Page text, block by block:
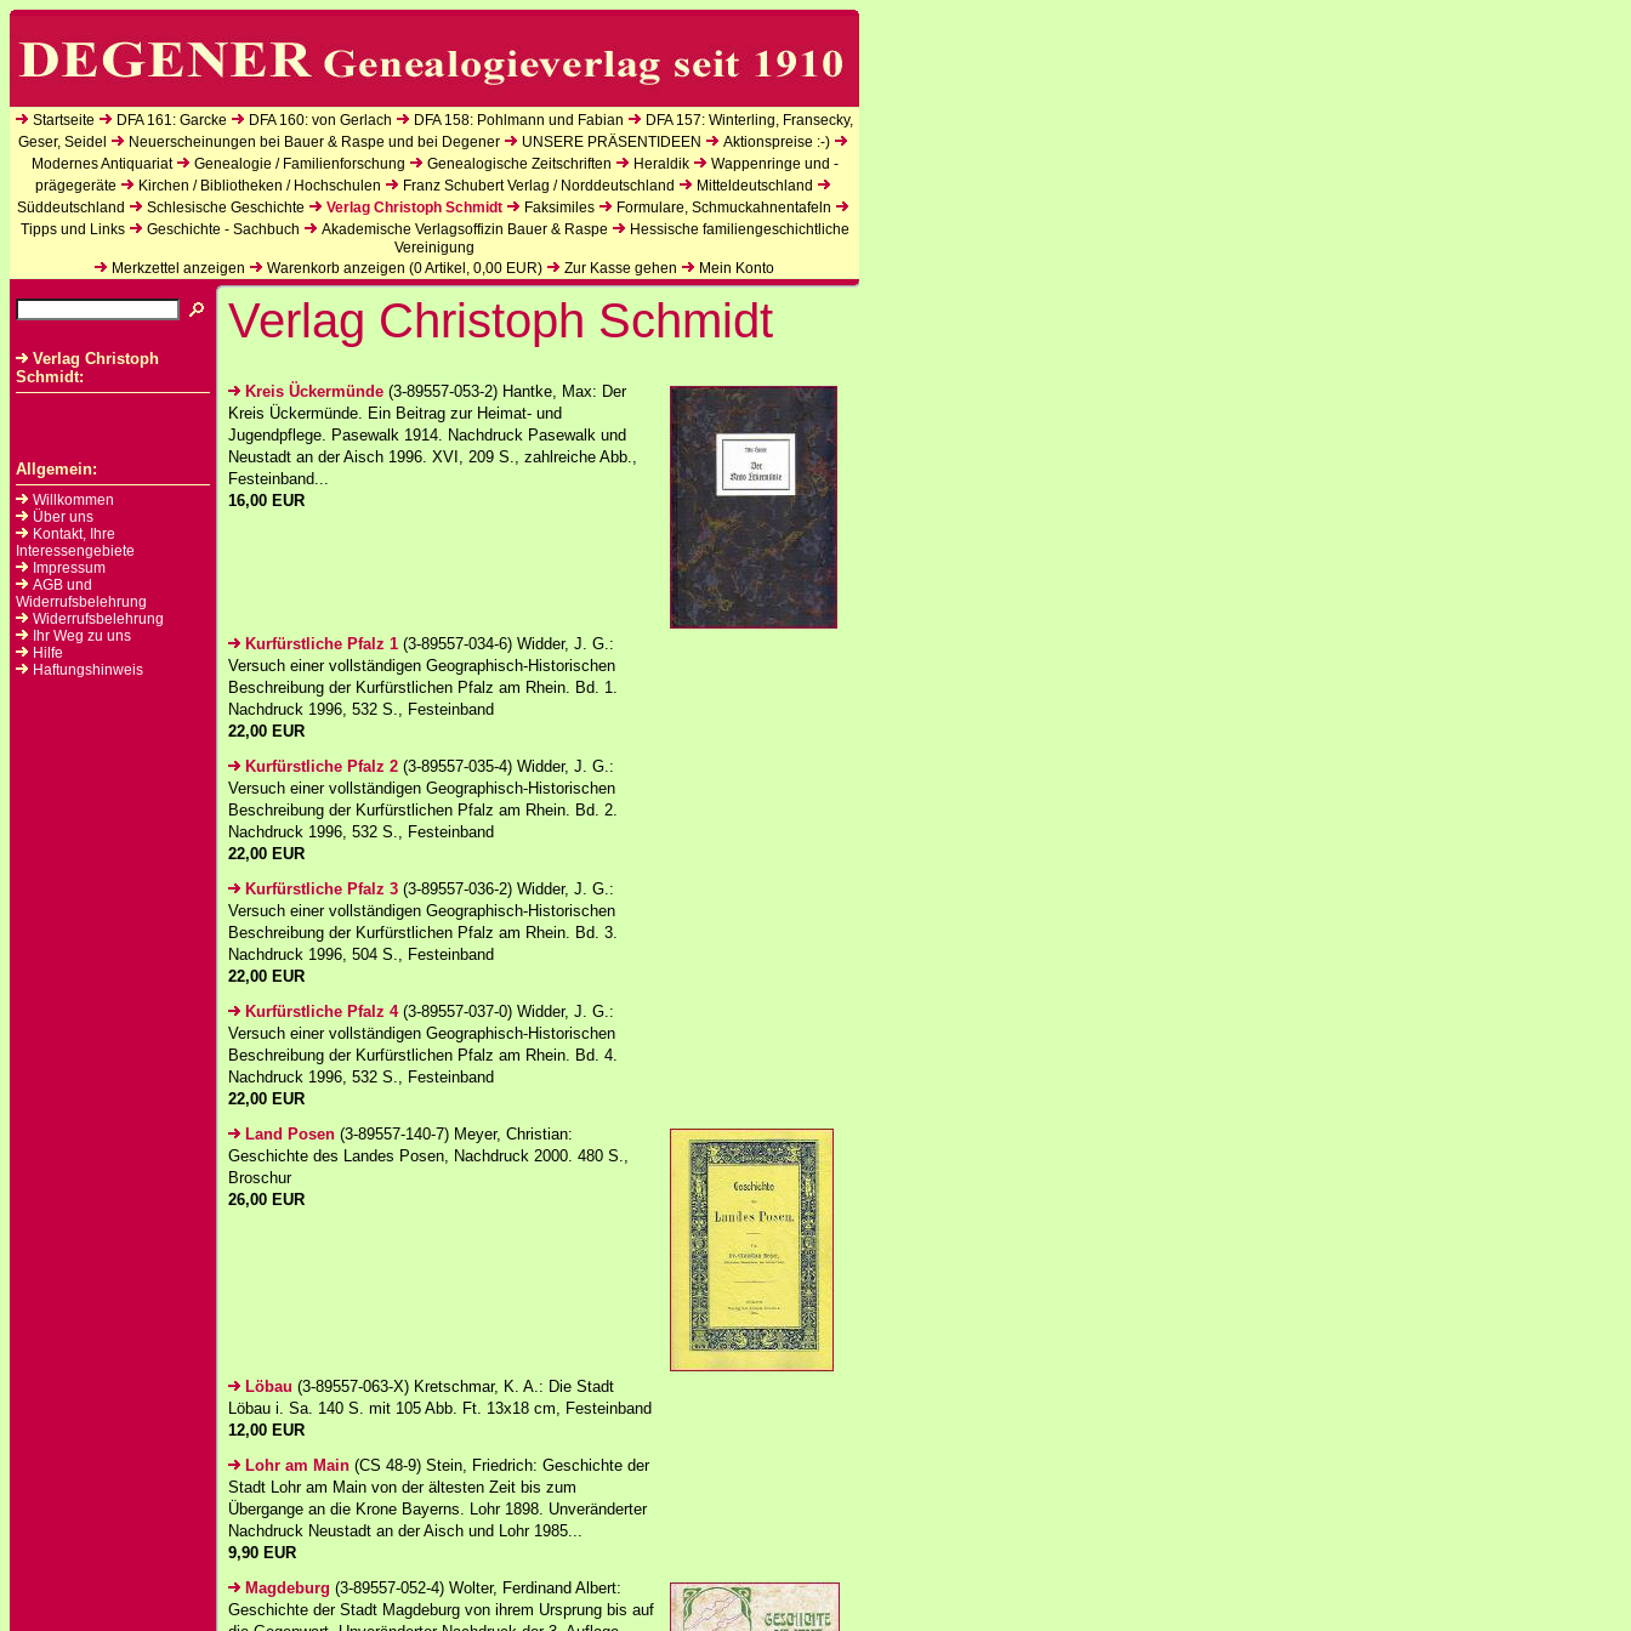
Startseite DFA 161: Garcke DFA 160: von Gerlach DFA 158: Pohlmann und Fabian
DFA 157: Winterling, Fransecky,
Geser, Seidel
Neuerscheinungen bei Bauer & Raspe und bei Degener UNSERE PRÄSENTIDEEN
Aktionspreise :-)
Modernes Antiquariat
Genealogie / Familienforschung Genealogische Zeitschriften Heraldik
Wappenringe und -
prägegeräte
Kirchen / Bibliotheken / Hochschulen Franz Schubert Verlag / Norddeutschland
Mitteldeutschland
Süddeutschland
Schlesische Geschichte Verlag Christoph Schmidt Faksimiles
Formulare, Schmuckahnentafeln
Tipps und Links
Geschichte - Sachbuch Akademische Verlagsoffizin Bauer & Raspe
Hessische familiengeschichtliche
Vereinigung
Merkzettel anzeigen
Warenkorb anzeigen (0Artikel, 0,00 EUR) Zur Kasse gehen Mein Konto
Verlag Christoph
Schmidt:
Allgemein:
Willkommen
Über uns
Kontakt, Ihre
Interessengebiete
Impressum
AGB und
Widerrufsbelehrung
Widerrufsbelehrung
Ihr Weg zu uns
Hilfe
Haftungshinweis
Verlag Christoph Schmidt
Kreis Ückermünde (3-89557-053-2) Hantke, Max: Der
Kreis Ückermünde. Ein Beitrag zur Heimat- und
Jugendpflege. Pasewalk 1914. Nachdruck Pasewalk und
Neustadt an der Aisch 1996. XVI, 209 S., zahlreiche Abb.,
Festeinband...
16,00 EUR
Kurfürstliche Pfalz 1 (3-89557-034-6) Widder, J. G.:
Versuch einer vollständigen Geographisch-Historischen
Beschreibung der Kurfürstlichen Pfalz am Rhein. Bd. 1.
Nachdruck 1996, 532 S., Festeinband
22,00 EUR
Kurfürstliche Pfalz 2 (3-89557-035-4) Widder, J. G.:
Versuch einer vollständigen Geographisch-Historischen
Beschreibung der Kurfürstlichen Pfalz am Rhein. Bd. 2.
Nachdruck 1996, 532 S., Festeinband
22,00 EUR
Kurfürstliche Pfalz 3 (3-89557-036-2) Widder, J. G.:
Versuch einer vollständigen Geographisch-Historischen
Beschreibung der Kurfürstlichen Pfalz am Rhein. Bd. 3.
Nachdruck 1996, 504 S., Festeinband
22,00 EUR
Kurfürstliche Pfalz 4(3-89557-037-0) Widder, J. G.:
Versuch einer vollständigen Geographisch-Historischen
Beschreibung der Kurfürstlichen Pfalz am Rhein. Bd. 4.
Nachdruck 1996, 532 S., Festeinband
22,00 EUR
Land Posen (3-89557-140-7) Meyer, Christian:
Geschichte des Landes Posen, Nachdruck 2000. 480 S.,
Broschur
26,00 EUR
Löbau (3-89557-063-X) Kretschmar, K. A.: Die Stadt
Löbau i. Sa. 140 S. mit 105 Abb. Ft. 13x18 cm, Festeinband
12,00 EUR
Lohr am Main (CS 48-9) Stein, Friedrich: Geschichte der
Stadt Lohr am Main von der ältesten Zeit bis zum
Übergange an die Krone Bayerns. Lohr 1898. Unveränderter
Nachdruck Neustadt an der Aisch und Lohr 1985...
9,90 EUR
Magdeburg (3-89557-052-4) Wolter, Ferdinand Albert:
Geschichte der Stadt Magdeburg von ihrem Ursprung bis auf